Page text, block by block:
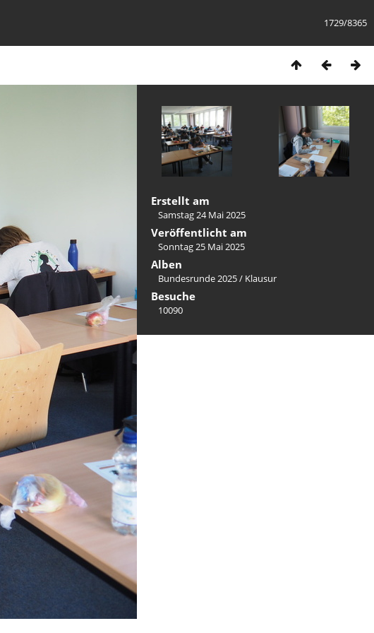
1729/8365
Erstellt am
Samstag 24 Mai 2025
Veröffentlicht am
Sonntag 25 Mai 2025
Alben
Bundesrunde 2025/ Klausur
Besuche
10090